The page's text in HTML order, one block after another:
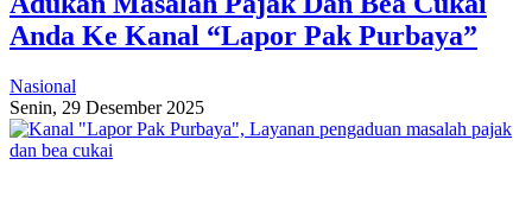
Anda Ke Kanal “Lapor Pak Purbaya”
Nasional
Senin, 29 Desember 2025